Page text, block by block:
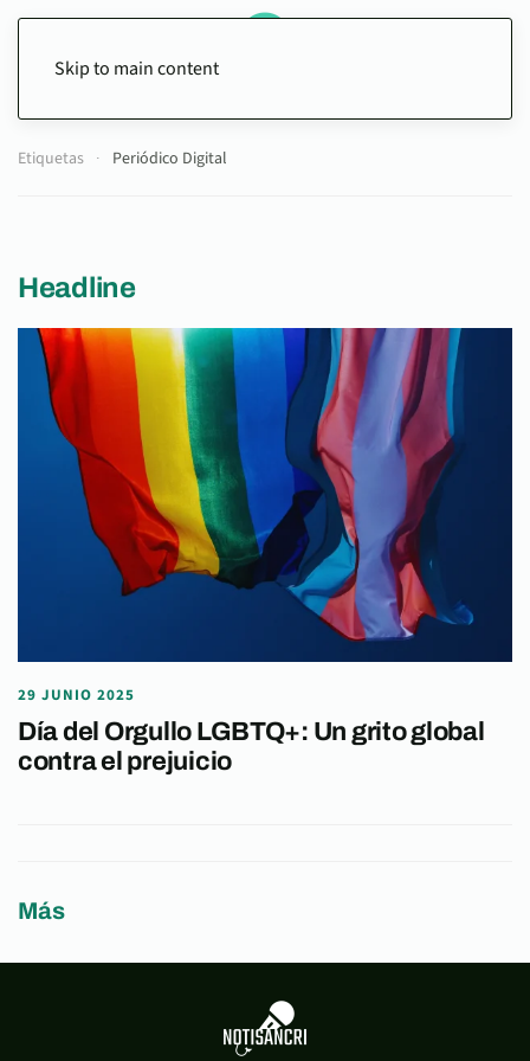
Skip to main content
Etiquetas Periódico Digital
Headline
29 JUNIO 2025
Día del Orgullo LGBTQ+: Un grito global
contra el prejuicio
Más